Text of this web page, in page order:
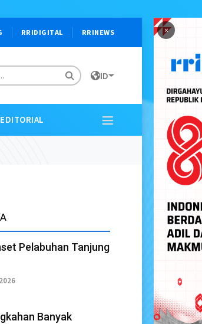
×
RRIDIGITAL RRINEWS
ID
EDITORIAL
Pelabuhan Tanjung
Banyak